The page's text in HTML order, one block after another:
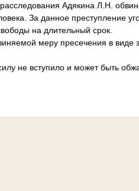
Адякина Л.Н.
За данное преступление
на длительный срок.
меру пресечения в виде
не вступило и может быть